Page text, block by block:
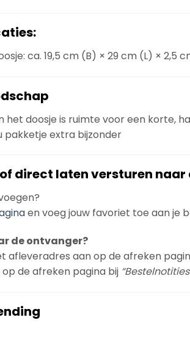
ca. 19,5 cm (B) × 29 cm (L) × 2,5
doosje is ruimte voor een korte,
pakketje extra bijzonder
direct laten versturen naar
en voeg jouw favoriet toe aan je
de ontvanger?
afleveradres aan op de afreken
de afreken pagina bij